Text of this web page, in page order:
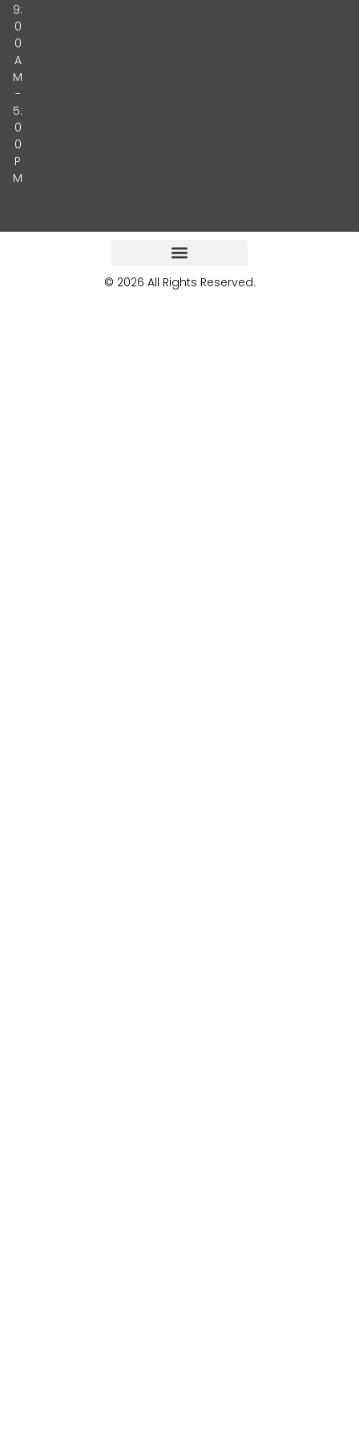
9:
0
0
A
M
-
5:
0
0
P
M
© 2026 All Rights Reserved.